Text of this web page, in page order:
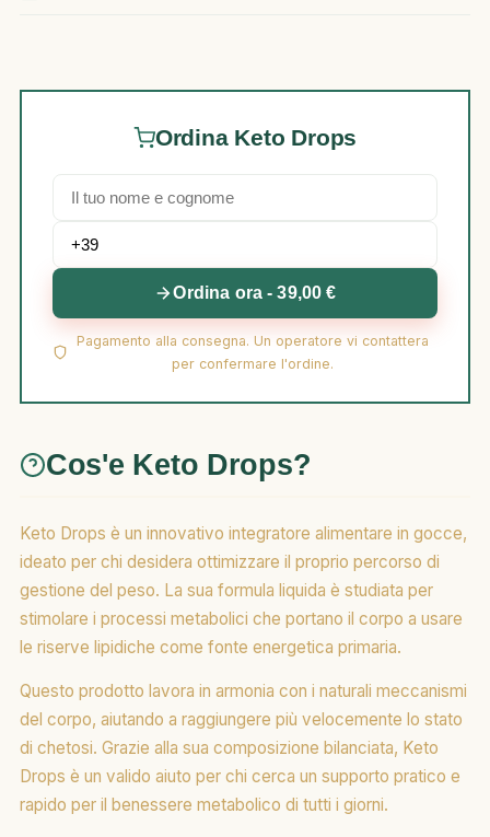
Ordina Keto Drops
Ordina ora - 39,00 €
Pagamento alla consegna. Un operatore vi contattera
per confermare l'ordine.
Cos'e Keto Drops?
Keto Drops è un innovativo integratore alimentare in gocce,
ideato per chi desidera ottimizzare il proprio percorso di
gestione del peso. La sua formula liquida è studiata per
stimolare i processi metabolici che portano il corpo a usare
le riserve lipidiche come fonte energetica primaria.
Questo prodotto lavora in armonia con i naturali meccanismi
del corpo, aiutando a raggiungere più velocemente lo stato
di chetosi. Grazie alla sua composizione bilanciata, Keto
Drops è un valido aiuto per chi cerca un supporto pratico e
rapido per il benessere metabolico di tutti i giorni.